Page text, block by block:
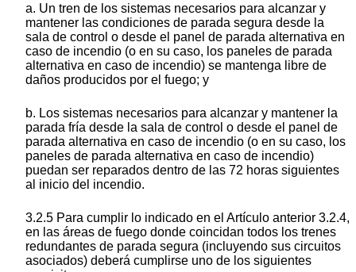
a. Un tren de los sistemas necesarios para alcanzar y
mantener las condiciones de parada segura desde la
sala de control o desde el panel de parada alternativa en
caso de incendio (o en su caso, los paneles de parada
alternativa en caso de incendio) se mantenga libre de
daños producidos por el fuego; y
b. Los sistemas necesarios para alcanzar y mantener la
parada fría desde la sala de control o desde el panel de
parada alternativa en caso de incendio (o en su caso, los
paneles de parada alternativa en caso de incendio)
puedan ser reparados dentro de las 72 horas siguientes
al inicio del incendio.
3.2.5 Para cumplir lo indicado en el Artículo anterior 3.2.4,
en las áreas de fuego donde coincidan todos los trenes
redundantes de parada segura (incluyendo sus circuitos
asociados) deberá cumplirse uno de los siguientes